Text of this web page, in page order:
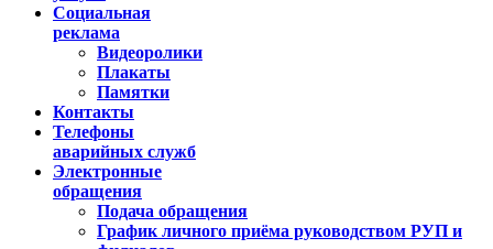
Социальная
реклама
Видеоролики
Плакаты
Памятки
Контакты
Телефоны
аварийных служб
Электронные
обращения
Подача обращения
График личного приёма руководством РУП и